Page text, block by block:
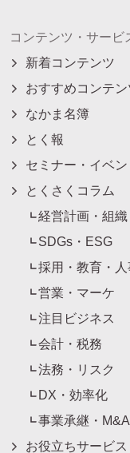
コンテンツ・サービ
新着コンテンツ
おすすめコンテン
なかま名簿
とく報
セミナー・イベン
とくさくコラム
経営計画・組織
SDGs・ESG
採用・教育・人
営業・マーケ
注目ビジネス
会計・税務
法務・リスク
DX・効率化
事業承継・M&A
お役立ちサービス